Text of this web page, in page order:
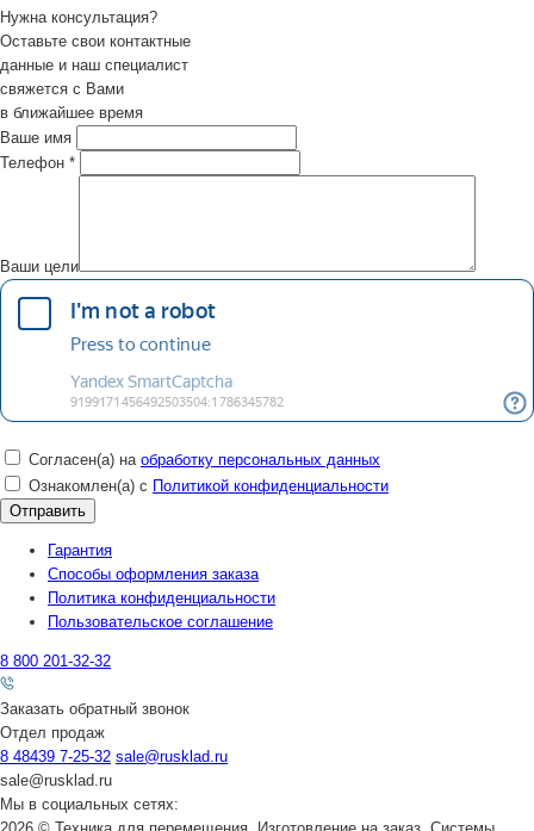
Нужна консультация?
Оставьте свои контактные
данные и наш специалист
свяжется с Вами
в ближайшее время
Ваше имя
Телефон *
Ваши цели
Согласен(а) на обработку персональных данных
Ознакомлен(а) с Политикой конфиденциальности
Гарантия
Способы оформления заказа
Политика конфиденциальности
Пользовательское соглашение
8 800 201-32-32
Заказать обратный звонок
Отдел продаж
8 48439 7-25-32 sale@rusklad.ru
sale@rusklad.ru
Мы в социальных сетях:
2026 © Техника для перемещения. Изготовление на заказ. Системы